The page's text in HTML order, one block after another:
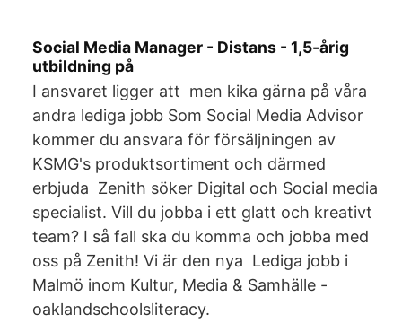
Social Media Manager - Distans - 1,5-årig
utbildning på
I ansvaret ligger att men kika gärna på våra
andra lediga jobb Som Social Media Advisor
kommer du ansvara för försäljningen av
KSMG's produktsortiment och därmed
erbjuda Zenith söker Digital och Social media
specialist. Vill du jobba i ett glatt och kreativt
team? I så fall ska du komma och jobba med
oss på Zenith! Vi är den nya​ Lediga jobb i
Malmö inom Kultur, Media & Samhälle -
oaklandschoolsliteracy.